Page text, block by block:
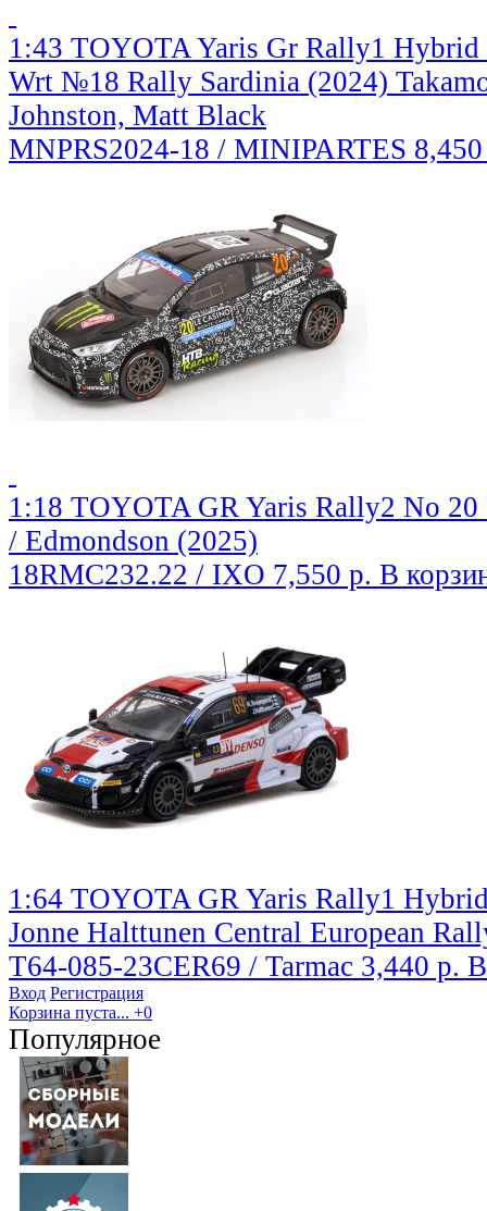
1:43 TOYOTA Yaris Gr Rally1 Hybrid
Wrt №18 Rally Sardinia (2024)
Johnston, Matt Black
MNPRS2024-18 / MINIPARTES
1:18 TOYOTA GR Yaris Rally2 No
/ Edmondson (2025)
18RMC232.22 / IXO 7,550 р. В
1:64 TOYOTA GR Yaris Rally1
Jonne Halttunen Central European
T64-085-23CER69 / Tarmac 3,440 р.
Вход Регистрация
Корзина пуста... +0
Популярное